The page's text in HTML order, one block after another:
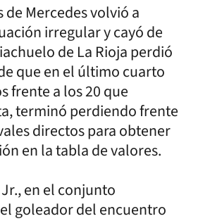
Mercedes volvió a
irregular y cayó de
de La Rioja perdió
que en el último cuarto
frente a los 20 que
terminó perdiendo frente
directos para obtener
en la tabla de valores.
en el conjunto
goleador del encuentro